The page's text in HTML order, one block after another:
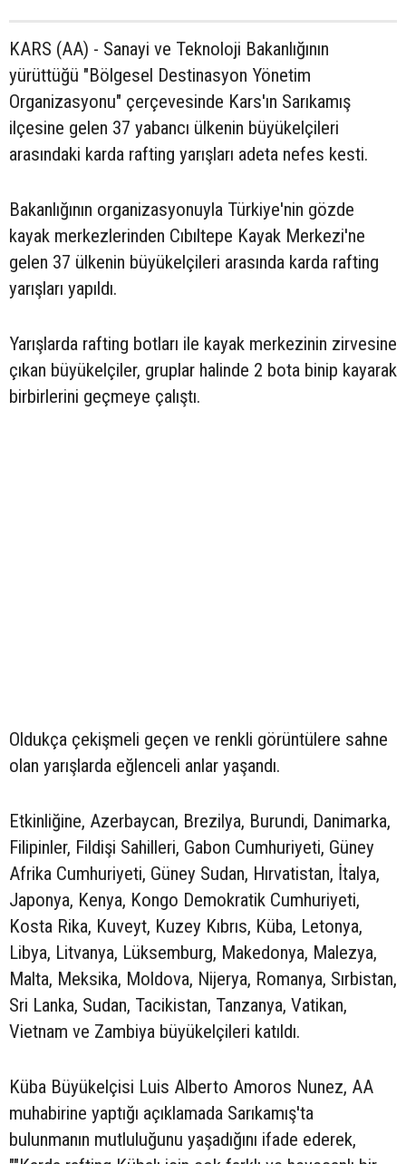
KARS (AA) - Sanayi ve Teknoloji Bakanlığının
yürüttüğü "Bölgesel Destinasyon Yönetim
Organizasyonu" çerçevesinde Kars'ın Sarıkamış
ilçesine gelen 37 yabancı ülkenin büyükelçileri
arasındaki karda rafting yarışları adeta nefes kesti.
Bakanlığının organizasyonuyla Türkiye'nin gözde
kayak merkezlerinden Cıbıltepe Kayak Merkezi'ne
gelen 37 ülkenin büyükelçileri arasında karda rafting
yarışları yapıldı.
Yarışlarda rafting botları ile kayak merkezinin zirvesine
çıkan büyükelçiler, gruplar halinde 2 bota binip kayarak
birbirlerini geçmeye çalıştı.
Oldukça çekişmeli geçen ve renkli görüntülere sahne
olan yarışlarda eğlenceli anlar yaşandı.
Etkinliğine, Azerbaycan, Brezilya, Burundi, Danimarka,
Filipinler, Fildişi Sahilleri, Gabon Cumhuriyeti, Güney
Afrika Cumhuriyeti, Güney Sudan, Hırvatistan, İtalya,
Japonya, Kenya, Kongo Demokratik Cumhuriyeti,
Kosta Rika, Kuveyt, Kuzey Kıbrıs, Küba, Letonya,
Libya, Litvanya, Lüksemburg, Makedonya, Malezya,
Malta, Meksika, Moldova, Nijerya, Romanya, Sırbistan,
Sri Lanka, Sudan, Tacikistan, Tanzanya, Vatikan,
Vietnam ve Zambiya büyükelçileri katıldı.
Küba Büyükelçisi Luis Alberto Amoros Nunez, AA
muhabirine yaptığı açıklamada Sarıkamış'ta
bulunmanın mutluluğunu yaşadığını ifade ederek,